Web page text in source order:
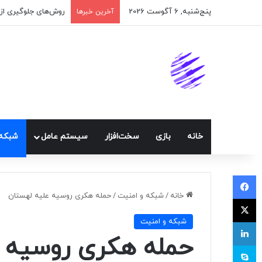
پنج‌شنبه, 6 آگوست 2026 آخرین خبرها اپلیکیشن
خانه بازی سخت‌افزار سيستم عامل
خانه /شبكه و امنيت /حمله هکری روسیه علیه لهستان
شبكه و امنيت
حمله هکری روسیه
فیسبوک